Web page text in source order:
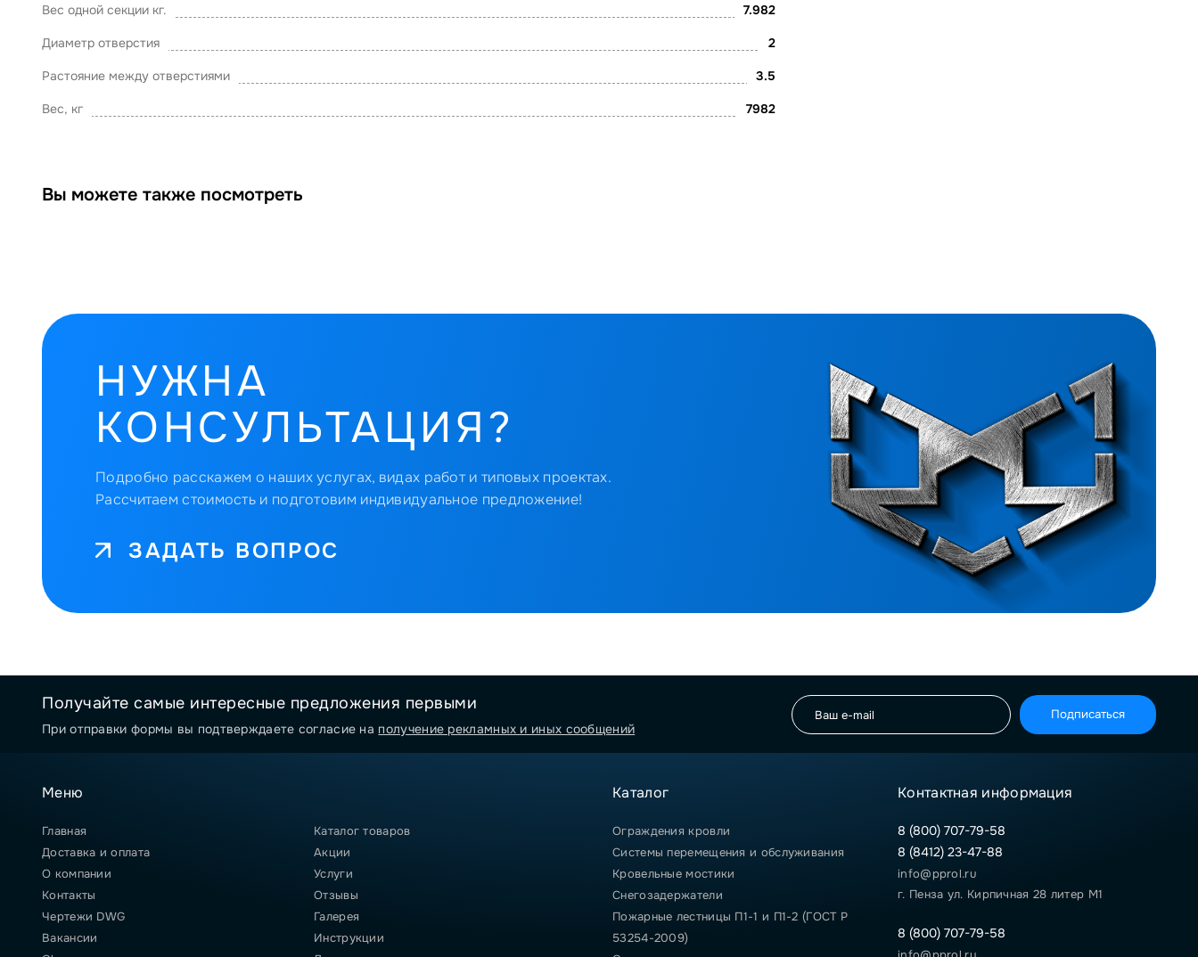
Вес одной секции кг. 7.982
Диаметр отверстия 2
Растояние между отверстиями 3.5
Вес, кг 7982
Вы можете также посмотреть
НУЖНА
КОНСУЛЬТАЦИЯ?
Подробно расскажем о наших услугах, видах работ и типовых проектах.
Рассчитаем стоимость и подготовим индивидуальное предложение!
ЗАДАТЬ ВОПРОС
Получайте самые интересные предложения первыми
При отправки формы вы подтверждаете согласие на получение рекламных и иных сообщений
Подписаться
Меню
Главная
Каталог товаров
Доставка и оплата
Акции
О компании
Услуги
Контакты
Отзывы
Чертежи DWG
Галерея
Вакансии
Инструкции
Каталог
Ограждения кровли
Системы перемещения и обслуживания
Кровельные мостики
Снегозадержатели
Пожарные лестницы П1-1 и П1-2 (ГОСТ Р
53254-2009)
Контактная информация
8 (800) 707-79-58
8 (8412) 23-47-88
info@pprol.ru
г. Пенза ул. Кирпичная 28 литер М1
8 (800) 707-79-58